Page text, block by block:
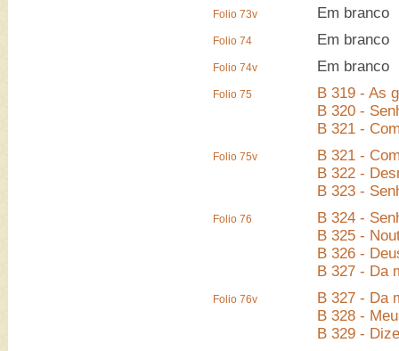
Folio 73v Em branco
Folio 74 Em branco
Folio 74v Em branco
Folio 75
B 319 - As
B 320 -
B 321 -
Folio 75v
B 321 -
B 322 -
B 323 -
Folio 76
B 324 -
B 325 -
B 326 -
B 327 - Da
Folio 76v
B 327 - Da
B 328 -
B 329 -